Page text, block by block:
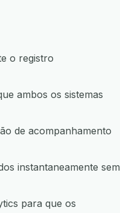
o registro
ambos os sistemas
de acompanhamento
instantaneamente sem
para que os